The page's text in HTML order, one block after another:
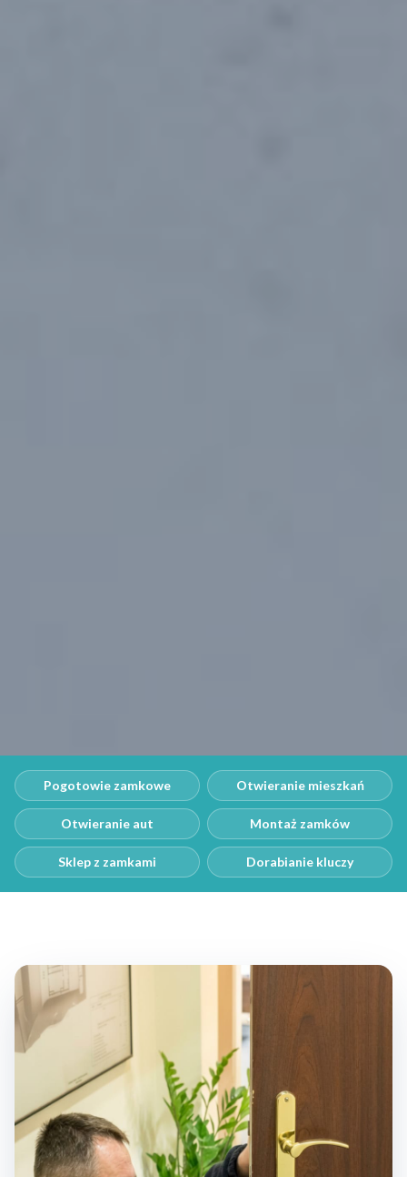
Pogotowie zamkowe Otwieranie mieszkań
Otwieranie aut Montaż zamków
Sklep z zamkami Dorabianie kluczy